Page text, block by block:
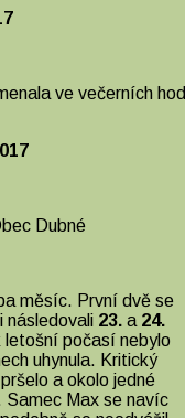
ve večerních
Dubné
měsíc. První dvě se
následovali 23. a 24.
počasí nebylo
uhynula. Kritický
a okolo jedné
Samec Max se navíc